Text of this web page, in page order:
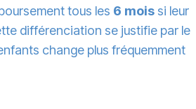
tous les 6 mois si leur
différenciation se justifie par le
change plus fréquemment